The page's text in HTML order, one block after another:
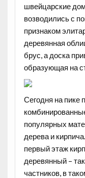
швейцарские
возводились с
признаком
деревянная
брус, а доска
образующая на
Сегодня на пике
популярных
дерева и
первый этаж
деревянный –
частников, в